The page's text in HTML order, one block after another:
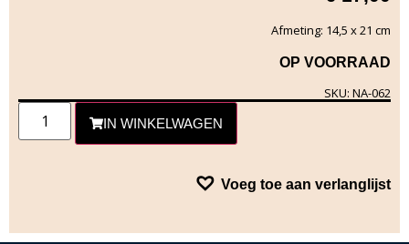
Afmeting: 14,5 x 21 cm
OP VOORRAAD
SKU: NA-062
IN WINKELWAGEN
Voeg toe aan verlanglijst